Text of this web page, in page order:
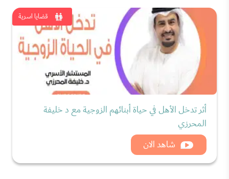
قضايا اسرية
أثر تدخل الأهل في حياة أبنائهم الزوجية مع د خليفة
المحرزي
شاهد الان